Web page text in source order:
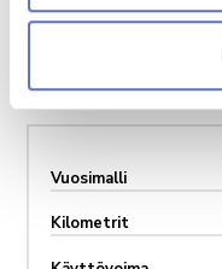
Vuosimalli
Kilometrit